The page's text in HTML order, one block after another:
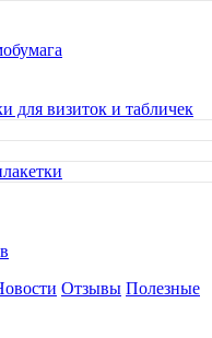
для визиток и табличек
Отзывы Полезные